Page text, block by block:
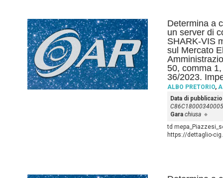
Determina a
un server di
SHARK-VIS
sul Mercato
50, comma
36/2023.
ALBO PRETORIO,
Data di
C86C18000340005
Gara chiusa
td
https://dettaglio-